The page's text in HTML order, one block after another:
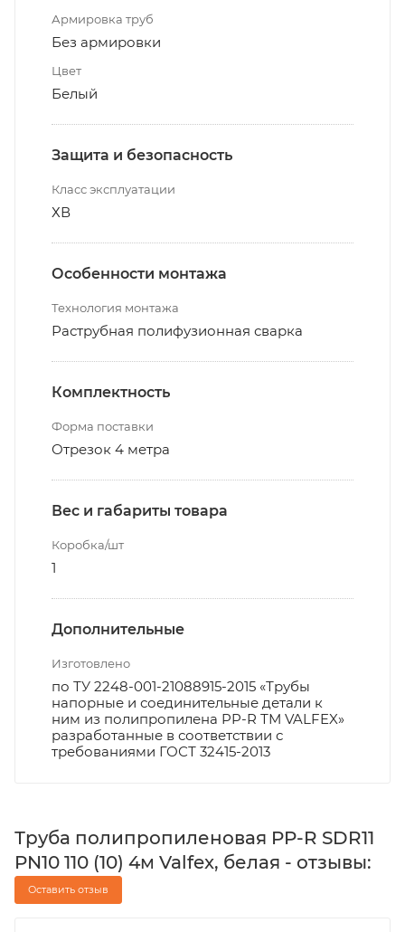
Армировка труб
Без армировки
Цвет
Белый
Защита и безопасность
Класс эксплуатации
ХВ
Особенности монтажа
Технология монтажа
Раструбная полифузионная сварка
Комплектность
Форма поставки
Отрезок 4 метра
Вес и габариты товара
Коробка/шт
1
Дополнительные
Изготовлено
по ТУ 2248-001-21088915-2015 «Трубы
напорные и соединительные детали к
ним из полипропилена PP-R ТМ VALFEX»
разработанные в соответствии с
требованиями ГОСТ 32415-2013
Труба полипропиленовая PP-R SDR11
PN10 110 (10) 4м Valfex, белая - отзывы:
Оставить отзыв